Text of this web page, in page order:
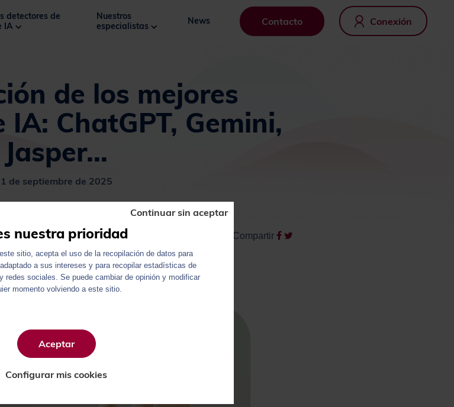
detectores de
IA
Nuestros
especialistas
News Contacto Conexión
de los mejores
ChatGPT, Gemini,
Jasper...
1 de septiembre de 2025
Compartir
nuestra prioridad
sitio, acepta el uso de la recopilación de datos para
a sus intereses y para recopilar estadísticas de
redes sociales. Se puede cambiar de opinión y modificar
momento volviendo a este sitio.
Aceptar
Continuar sin aceptar
Configurar mis cookies